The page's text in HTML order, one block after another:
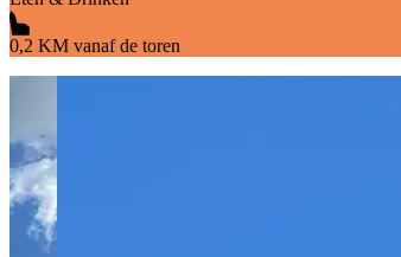
0,2 KM vanaf de toren